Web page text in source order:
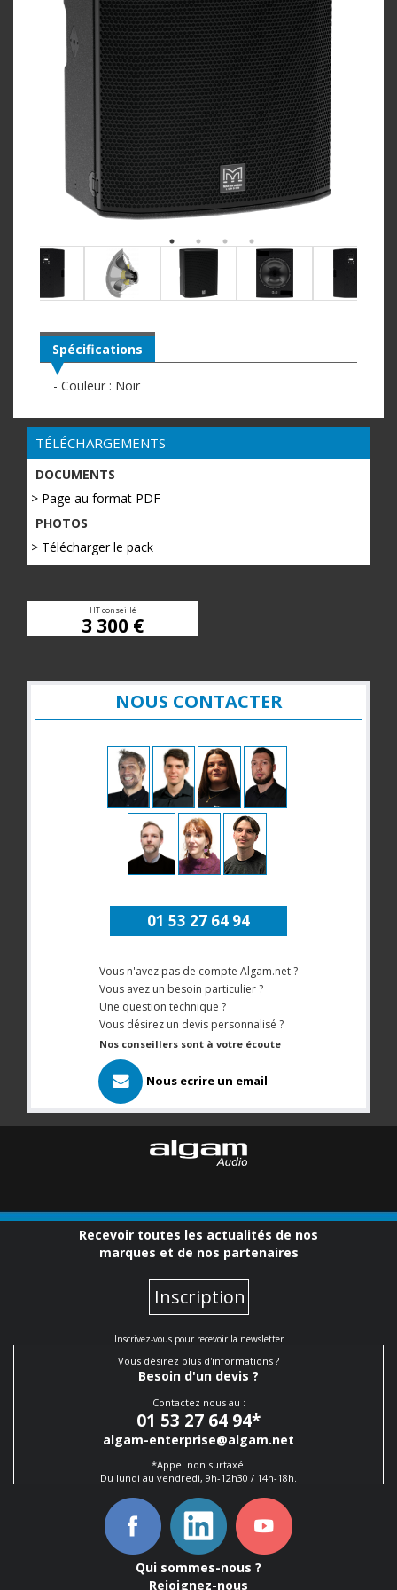
Spécifications
- Couleur : Noir
TÉLÉCHARGEMENTS
DOCUMENTS
> Page au format PDF
PHOTOS
> Télécharger le pack
HT conseillé
3 300 €
NOUS CONTACTER
01 53 27 64 94
Vous n'avez pas de compte Algam.net ?
Vous avez un besoin particulier ?
Une question technique ?
Vous désirez un devis personnalisé ?
Nos conseillers sont à votre écoute
Nous ecrire un email
Recevoir toutes les actualités de nos
marques et de nos partenaires
Inscription
Inscrivez-vous pour recevoir la newsletter
Vous désirez plus d'informations ?
Besoin d'un devis ?
Contactez nous au :
01 53 27 64 94*
algam-enterprise@algam.net
*Appel non surtaxé.
Du lundi au vendredi, 9h-12h30 / 14h-18h.
Qui sommes-nous ?
Rejoignez-nous